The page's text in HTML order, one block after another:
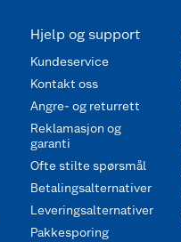
Hjelp og support
Kundeservice
Kontakt oss
Angre- og returrett
Reklamasjon og
garanti
Ofte stilte spørsmål
Betalingsalternativer
Leveringsalternativer
Pakkesporing